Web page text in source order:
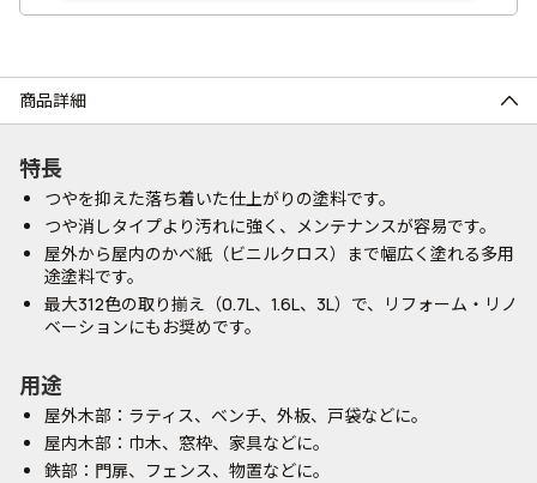
商品詳細
特長
つやを抑えた落ち着いた仕上がりの塗料です。
つや消しタイプより汚れに強く、メンテナンスが容易です。
屋外から屋内のかべ紙（ビニルクロス）まで幅広く塗れる多用
途塗料です。
最大312色の取り揃え（0.7L、1.6L、3L）で、リフォーム・リノ
ベーションにもお奨めです。
用途
屋外木部：ラティス、ベンチ、外板、戸袋などに。
屋内木部：巾木、窓枠、家具などに。
鉄部：門扉、フェンス、物置などに。